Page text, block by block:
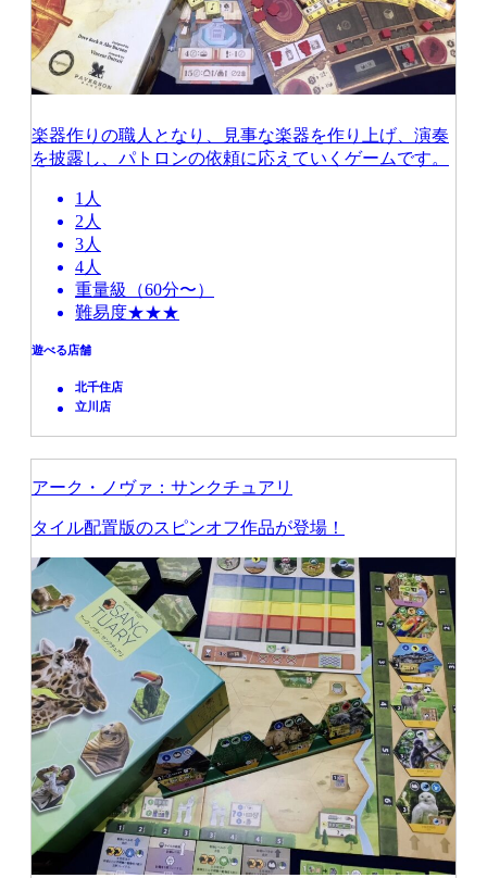
楽器作りの職人となり、見事な楽器を作り上げ、演奏
を披露し、パトロンの依頼に応えていくゲームです。
1人
2人
3人
4人
重量級（60分〜）
難易度★★★
遊べる店舗
北千住店
立川店
アーク・ノヴァ：サンクチュアリ
タイル配置版のスピンオフ作品が登場！